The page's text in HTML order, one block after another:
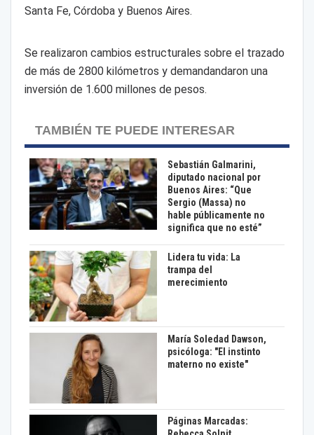
Santa Fe, Córdoba y Buenos Aires.
Se realizaron cambios estructurales sobre el trazado
de más de 2800 kilómetros y demandandaron una
inversión de 1.600 millones de pesos.
TAMBIÉN TE PUEDE INTERESAR
Sebastián Galmarini,
diputado nacional por
Buenos Aires: “Que
Sergio (Massa) no
hable públicamente no
significa que no esté”
Lidera tu vida: La
trampa del
merecimiento
María Soledad Dawson,
psicóloga: "El instinto
materno no existe"
Páginas Marcadas: